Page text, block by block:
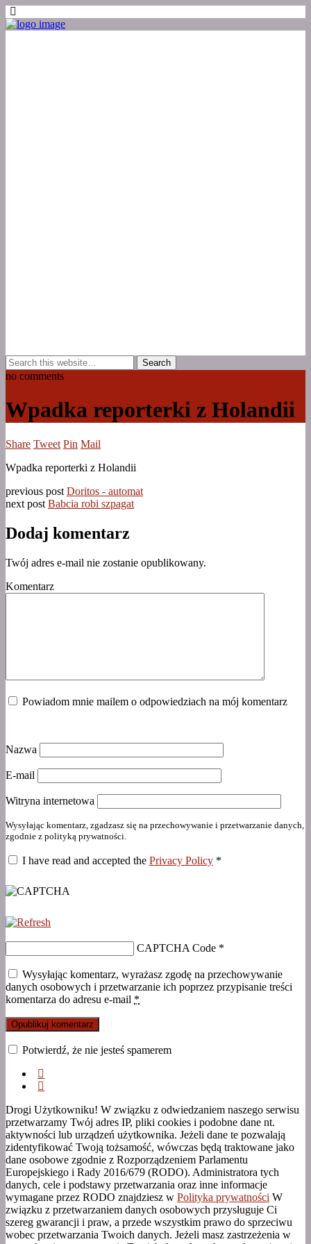
no comments
Wpadka reporterki z Holandii
Share Tweet Pin Mail
Wpadka reporterki z Holandii
previous post Doritos - automat
next post Babcia robi szpagat
Dodaj komentarz
Twój adres e-mail nie zostanie opublikowany.
Komentarz
Powiadom mnie mailem o odpowiedziach na mój komentarz
Nazwa
E-mail
Witryna internetowa
Wysyłając komentarz, zgadzasz się na przechowywanie i przetwarzanie danych,
zgodnie z polityką prywatności.
I have read and accepted the Privacy Policy *
CAPTCHA Code *
Wysyłając komentarz, wyrażasz zgodę na przechowywanie
danych osobowych i przetwarzanie ich poprzez przypisanie treści
komentarza do adresu e-mail *
Potwierdź, że nie jesteś spamerem
Drogi Użytkowniku! W związku z odwiedzaniem naszego serwisu
przetwarzamy Twój adres IP, pliki cookies i podobne dane nt.
aktywności lub urządzeń użytkownika. Jeżeli dane te pozwalają
zidentyfikować Twoją tożsamość, wówczas będą traktowane jako
dane osobowe zgodnie z Rozporządzeniem Parlamentu
Europejskiego i Rady 2016/679 (RODO). Administratora tych
danych, cele i podstawy przetwarzania oraz inne informacje
wymagane przez RODO znajdziesz w Polityka prywatności W
związku z przetwarzaniem danych osobowych przysługuje Ci
szereg gwarancji i praw, a przede wszystkim prawo do sprzeciwu
wobec przetwarzania Twoich danych. Jeżeli masz zastrzeżenia w